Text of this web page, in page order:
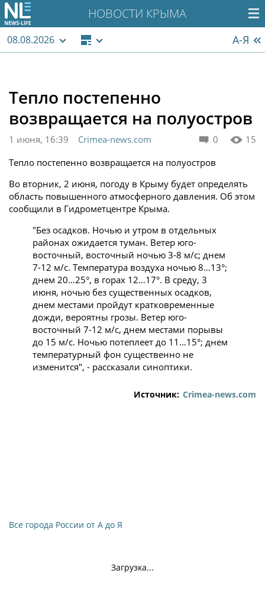
НОВОСТИ КРЫМА
08.08.2026 А-Я
Тепло постепенно
возвращается на полуостров
0 15
1 июня, 16:39
Crimea-news.com
Тепло постепенно возвращается на полуостров
Во вторник, 2 июня, погоду в Крыму будет определять
область повышенного атмосферного давления. Об этом
сообщили в Гидрометцентре Крыма.
"Без осадков. Ночью и утром в отдельных
районах ожидается туман. Ветер юго-
восточный, восточный ночью 3-8 м/с; днем
7-12 м/с. Температура воздуха ночью 8…13°;
днем 20…25°, в горах 12…17°. В среду, 3
июня, ночью без существенных осадков,
днем местами пройдут кратковременные
дожди, вероятны грозы. Ветер юго-
восточный 7-12 м/с, днем местами порывы
до 15 м/с. Ночью потеплеет до 11…15°; днем
температурный фон существенно не
изменится", - рассказали синоптики.
Источник: Crimea-news.com
Все города России от А до Я
Загрузка...